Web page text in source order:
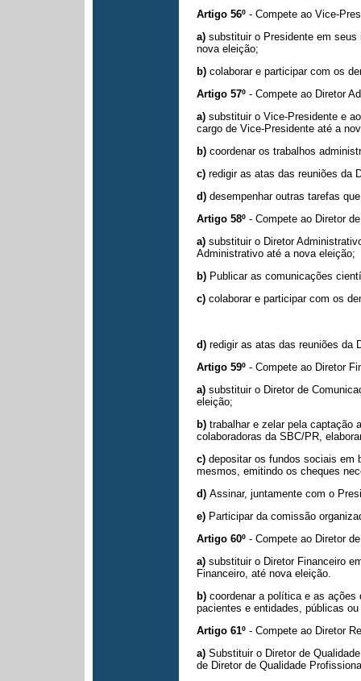
Artigo 56º - Compete ao Vice-
a) substituir o Presidente em
nova eleição;
b) colaborar e participar com os
Artigo 57º - Compete ao Diretor
a) substituir o Vice-Presidente e
cargo de Vice-Presidente até a
b) coordenar os trabalhos
c) redigir as atas das reuniões da
d) desempenhar outras tarefas
Artigo 58º - Compete ao Diretor
a) substituir o Diretor
Administrativo até a nova eleição;
b) Publicar as comunicações
c) colaborar e participar com os
d) redigir as atas das reuniões da
Artigo 59º - Compete ao Diretor
a) substituir o Diretor de
eleição;
b) trabalhar e zelar pela captação
colaboradoras da SBC/PR,
c) depositar os fundos sociais em
mesmos, emitindo os cheques
d) Assinar, juntamente com o
e) Participar da comissão
Artigo 60º - Compete ao Diretor
a) substituir o Diretor Financeiro
Financeiro, até nova eleição.
b) coordenar a política e as ações
pacientes e entidades, públicas
Artigo 61º - Compete ao Diretor
a) Substituir o Diretor de
de Diretor de Qualidade